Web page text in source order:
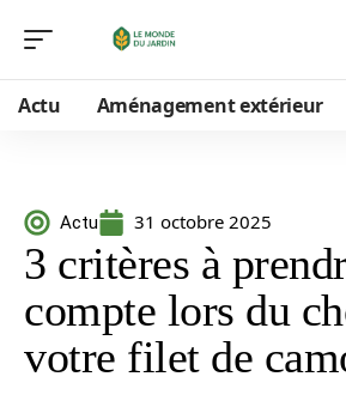
Actu Aménagement extérieur
Actu 31 octobre 2025
3 critères à
compte lors du
votre filet de